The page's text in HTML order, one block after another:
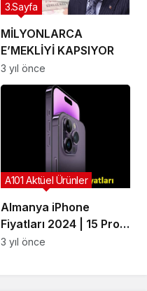
MİLYONLARCA
E’MEKLİYİ KAPSIYOR
3.Sayfa
3 yıl önce
Almanya iPhone
Fiyatları 2024 | 15 Pro
Max, iPhone 14
A101 Aktüel Ürünler
3 yıl önce